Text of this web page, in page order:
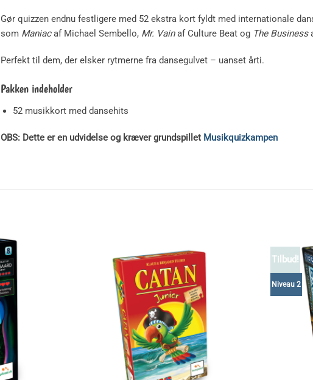
Gør quizzen endnu festligere med 52 ekstra kort fyldt med internationale
som Maniacaf Michael Sembello, Mr. Vainaf Culture Beat og The Business
Perfekt til dem, der elsker rytmerne fra dansegulvet – uanset årti.
Pakken indeholder
52 musikkort med dansehits
OBS: Dette er en udvidelse og kræver grundspillet Musikquizkampen
Tilbud!
Niveau 2